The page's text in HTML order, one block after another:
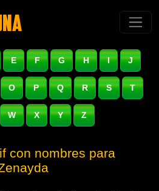
E F G H I J
O P Q R S T
W X Y Z
con nombres para